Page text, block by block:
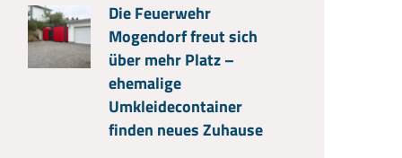
Die Feuerwehr
Mogendorf freut sich
über mehr Platz –
ehemalige
Umkleidecontainer
finden neues Zuhause